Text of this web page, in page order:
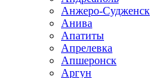
Анжеро-Судженск
Анива
Апатиты
Апрелевка
Апшеронск
Аргун